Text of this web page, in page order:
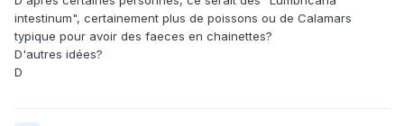
intestinum", certainement plus de poissons ou de Calamars
typique pour avoir des faeces en chainettes?
D'autres idées?
D